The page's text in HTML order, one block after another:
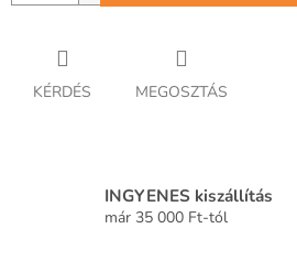
KÉRDÉS MEGOSZTÁS
INGYENES kiszállítás
már 35 000 Ft-tól